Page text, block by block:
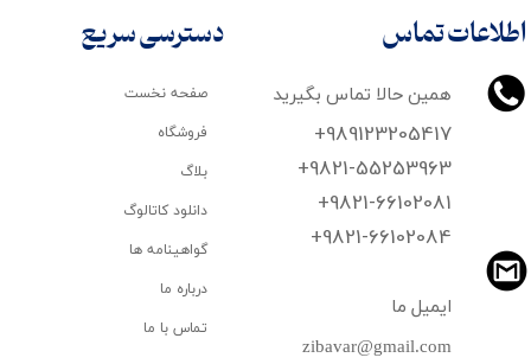
اطلاعات تماس
همین حالا تماس بگیرید
+989123205417
+9821-55253963
+9821-66102081
​​​​​​​+9821-66102084
zibavar@gmail.com
ایمیل ما
صفحه نخست
فروشگاه
بلاگ
دانلود کاتالوگ
گواهینامه ها
درباره ما
تماس با ما
دسترسی سریع